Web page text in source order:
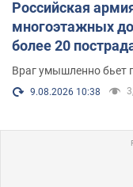
Российская
многоэтажных
более 20
Враг умышленно
9.08.2026 10:38